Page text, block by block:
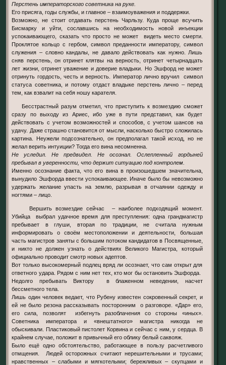
Перстень императорского советника на руке.
Его присяга, годы службы, и главное – взаимоуважения и поддержки.
Возможно, не стоит отдавать перстень Чарльзу. Куда проще всучить
Бисмарку и уйти, сославшись на необходимость новой инъекции
успокаивающего, сказать что просто не может видеть место смерти.
Проклятое кольцо с гербом, символ преданности императору, символ
служения – словно кандалы, не давало действовать как нужно. Лишь
сняв перстень, он отринет клятвы на верность, отринет четырнадцать
лет жизни, отринет уважение и доверие владыки. Но Эшфорд не может
отринуть гордость, честь и верность. Император лично вручил символ
статуса советника, и потому отдаст владыке перстень лично – перед
тем, как взвалит на себя ношу карателя.
Бесстрастный разум отметил, что приступить к возмездию сможет
сразу по выходу из Ариес, ибо уже в пути представил, как будет
действовать с учетом возможностей и способов, с учетом шансов на
удачу. Даже страшно становится от мысли, насколько быстро сложилась
картина. Неужели подсознательно, он предполагал такой исход, но не
желал верить интуиции? Тогда его вина несомненна.
Не уследил. Не предвидел. Не осознал. Ослепленный гордыней
пребывал в уверенности, что держит ситуацию под контролем.
Именно осознание факта, что его вина в произошедшем значительна,
вынудило Эшфорда ввести успокаивающее. Иначе было бы невозможно
удержать желание упасть на землю, разрывая в отчаянии одежду и
ногтями – лицо.
Вершить возмездие сейчас – наиболее подходящий момент.
Убийца выбрал удачное время для преступления: одна грандмагистр
пребывает в глуши, вторая по традиции, не считала нужным
информировать о своём местоположении и деятельности, большая
часть магистров заняты с большим потоком кандидатов в Посвященные,
и никто не должен узнать о действиях Великого Магистра, который
официально проводит смотр новых адептов.
Вот только высокомерный подлец вряд ли осознает, что сам открыт для
ответного удара. Рядом с ним нет тех, кто мог бы остановить Эшфорда.
Недолго пребывать Виктору в блаженном неведении, насчет
бессметного тела.
Лишь один человек ведает, что Рубену известен сокровенный секрет, и
ей не было резона рассказывать посторонним о разговоре. «Дар» его,
его сила, позволят избегнуть разоблачения со стороны «иных».
Советника императора и «внештатного» магистра никогда не
обыскивали. Пластиковый пистолет Корвина и сейчас с ним, у сердца. В
крайнем случае, положит в привычный его облику белый саквояж.
Было ещё одно обстоятельство, работающее в пользу расчетливого
отмщения. Людей осторожных считают нерешительными и трусами;
нравственных – слабыми и мягкотелыми; бережливых – скупцами и